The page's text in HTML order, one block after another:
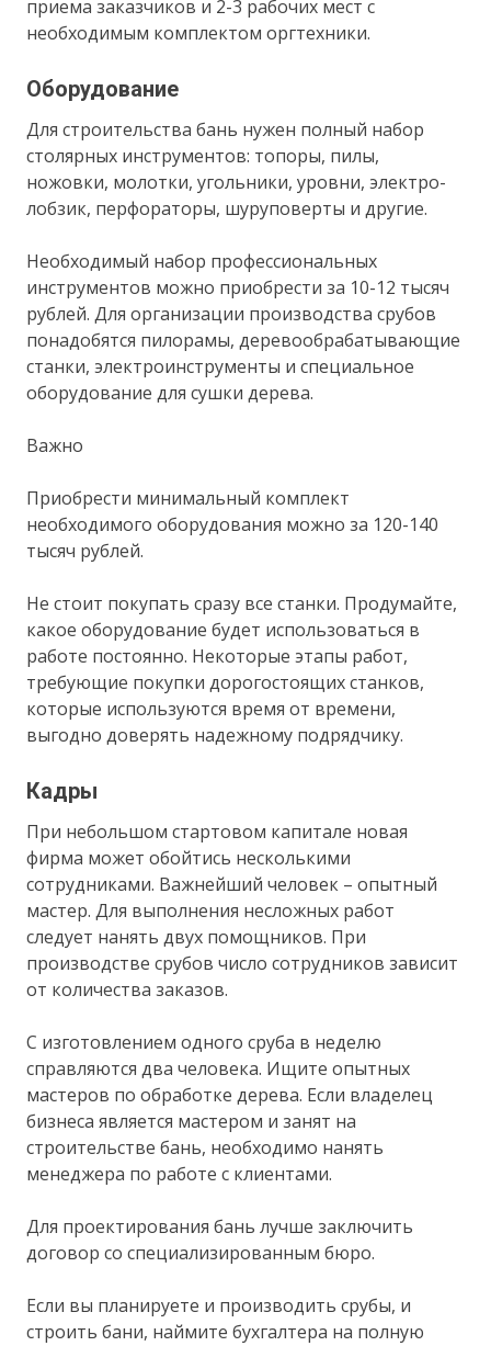
приема заказчиков и 2-3 рабочих мест с
необходимым комплектом оргтехники.
Оборудование
Для строительства бань нужен полный набор
столярных инструментов: топоры, пилы,
ножовки, молотки, угольники, уровни, электро-
лобзик, перфораторы, шуруповерты и другие.
Необходимый набор профессиональных
инструментов можно приобрести за 10-12 тысяч
рублей. Для организации производства срубов
понадобятся пилорамы, деревообрабатывающие
станки, электроинструменты и специальное
оборудование для сушки дерева.
Важно
Приобрести минимальный комплект
необходимого оборудования можно за 120-140
тысяч рублей.
Не стоит покупать сразу все станки. Продумайте,
какое оборудование будет использоваться в
работе постоянно. Некоторые этапы работ,
требующие покупки дорогостоящих станков,
которые используются время от времени,
выгодно доверять надежному подрядчику.
Кадры
При небольшом стартовом капитале новая
фирма может обойтись несколькими
сотрудниками. Важнейший человек – опытный
мастер. Для выполнения несложных работ
следует нанять двух помощников. При
производстве срубов число сотрудников зависит
от количества заказов.
С изготовлением одного сруба в неделю
справляются два человека. Ищите опытных
мастеров по обработке дерева. Если владелец
бизнеса является мастером и занят на
строительстве бань, необходимо нанять
менеджера по работе с клиентами.
Для проектирования бань лучше заключить
договор со специализированным бюро.
Если вы планируете и производить срубы, и
строить бани, наймите бухгалтера на полную